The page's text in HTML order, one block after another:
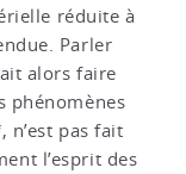
réduite à
Parler
alors faire
phénomènes
, n’est pas fait
l’esprit des